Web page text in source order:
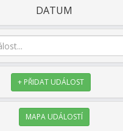
DATUM
+ PŘIDAT UDÁLOST
MAPA UDÁLOSTÍ